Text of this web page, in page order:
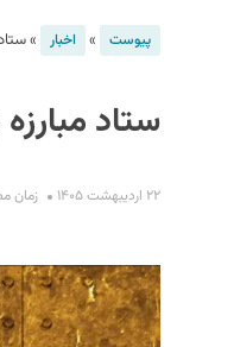
پیوست » اخبار »ستاد
ستاد مبارزه با
۲۲ اردیبهشت ۱۴۰۵ زمان